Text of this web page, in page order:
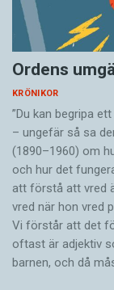
Ordens
KRÖNIKOR
”Du kan begripa
– ungefär så sa
(1890–1960) om
och hur det
att förstå att vred
vred när hon vred
Vi förstår att det
oftast är adjektiv
barnen, och då